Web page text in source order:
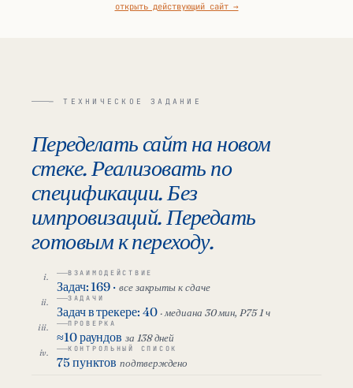
открыть действующий сайт →
— ТЕХНИЧЕСКОЕ ЗАДАНИЕ
Переделать сайт на новом
стеке. Реализовать по
спецификации. Без
импровизаций. Передать
готовым к переходу.
ВЗАИМОДЕЙСТВИЕ
Задач: 169 · все закрыты к сдаче
ЗАДАЧИ
Задач в трекере: 40 · медиана 30 мин, P75 1 ч
ПРОВЕРКА
≈10 раундов за 138 дней
КОНТРОЛЬНЫЙ СПИСОК
75 пунктов подтверждено